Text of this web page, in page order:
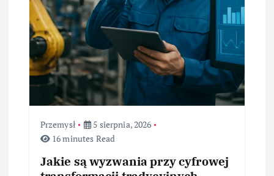
Przemysł
5 sierpnia, 2026
16 minutes Read
Jakie są wyzwania przy cyfrowej